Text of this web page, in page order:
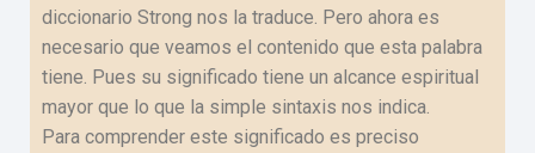
diccionario Strong nos la traduce. Pero ahora es
necesario que veamos el contenido que esta palabra
tiene. Pues su significado tiene un alcance espiritual
mayor que lo que la simple sintaxis nos indica.
Para comprender este significado es preciso